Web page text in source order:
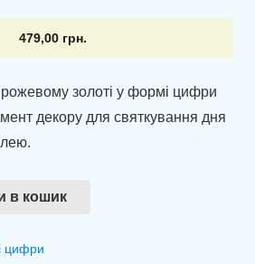
479,00 грн.
золоті у формі цифри
декору для святкування дня
в кошик
цифри